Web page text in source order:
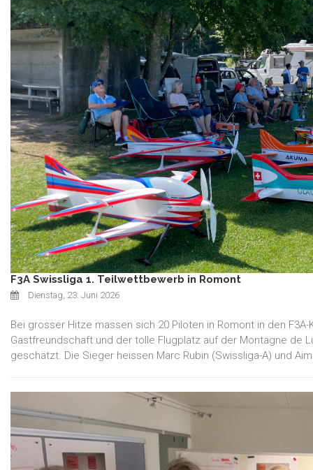
F3A Swissliga 1. Teilwettbewerb in Romont
Dienstag, 23. Juni 2026
Bei grosser Hitze massen sich 20 Piloten in Romont in den
Gastfreundschaft und der tolle Flugplatz auf der Montagne de
geschätzt. Die Sieger heissen Marc Rubin (Swissliga-A) und